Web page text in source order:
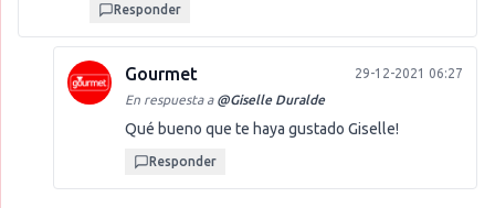
Responder
Gourmet
29-12-2021 06:27
En respuesta a @Giselle Duralde
Qué bueno que te haya gustado Giselle!
Responder